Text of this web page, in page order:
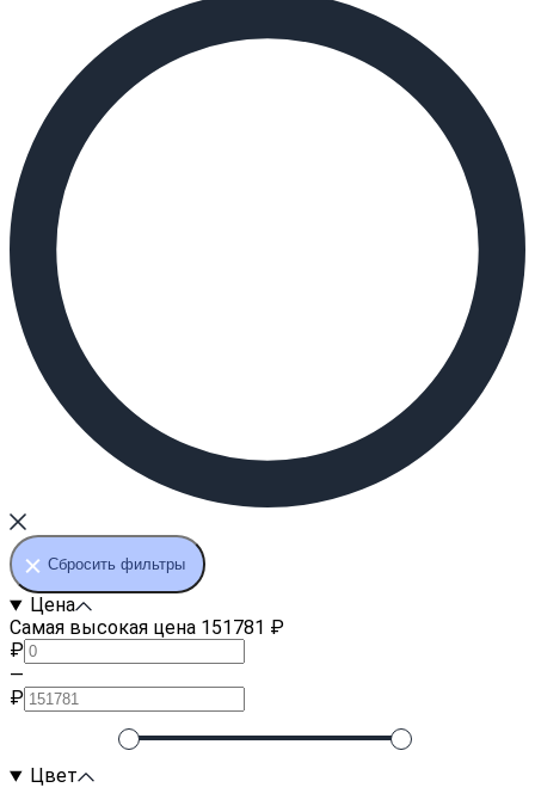
Сбросить фильтры
Цена
Самая высокая цена 151781 ₽
₽
—
₽
Цвет